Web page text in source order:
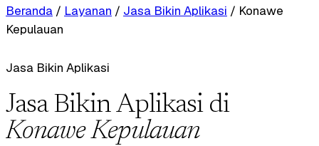
Beranda / Layanan / Jasa Bikin Aplikasi / Konawe
Kepulauan
Jasa Bikin Aplikasi
Jasa Bikin Aplikasi di
Konawe Kepulauan